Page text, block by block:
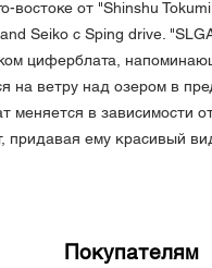
востоке от "Shinshu
Seiko с Sping drive.
циферблата,
на ветру над озером в
меняется в зависимости
придавая ему красивый
Покупателям